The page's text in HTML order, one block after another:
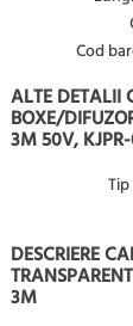
Cod
ALTE DETALII
BOXE/
3M 50V,
DESCRIERE
3M